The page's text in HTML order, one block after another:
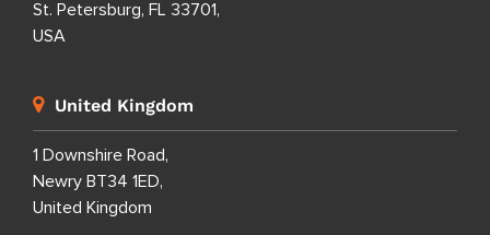
St. Petersburg, FL 33701,
USA
United Kingdom
1 Downshire Road,
Newry BT34 1ED,
United Kingdom